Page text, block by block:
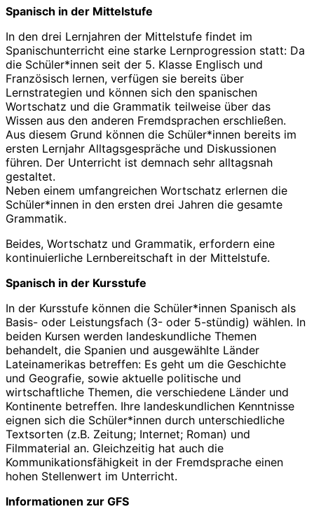
Spanisch in der Mittelstufe
In den drei Lernjahren der Mittelstufe findet im
Spanischunterricht eine starke Lernprogression statt: Da
die Schüler*innen seit der 5. Klasse Englisch und
Französisch lernen, verfügen sie bereits über
Lernstrategien und können sich den spanischen
Wortschatz und die Grammatik teilweise über das
Wissen aus den anderen Fremdsprachen erschließen.
Aus diesem Grund können die Schüler*innen bereits im
ersten Lernjahr Alltagsgespräche und Diskussionen
führen. Der Unterricht ist demnach sehr alltagsnah
gestaltet.
Neben einem umfangreichen Wortschatz erlernen die
Schüler*innen in den ersten drei Jahren die gesamte
Grammatik.
Beides, Wortschatz und Grammatik, erfordern eine
kontinuierliche Lernbereitschaft in der Mittelstufe.
Spanisch in der Kursstufe
In der Kursstufe können die Schüler*innen Spanisch als
Basis- oder Leistungsfach (3- oder 5-stündig) wählen. In
beiden Kursen werden landeskundliche Themen
behandelt, die Spanien und ausgewählte Länder
Lateinamerikas betreffen: Es geht um die Geschichte
und Geografie, sowie aktuelle politische und
wirtschaftliche Themen, die verschiedene Länder und
Kontinente betreffen. Ihre landeskundlichen Kenntnisse
eignen sich die Schüler*innen durch unterschiedliche
Textsorten (z.B. Zeitung; Internet; Roman) und
Filmmaterial an. Gleichzeitig hat auch die
Kommunikationsfähigkeit in der Fremdsprache einen
hohen Stellenwert im Unterricht.
Informationen zur GFS